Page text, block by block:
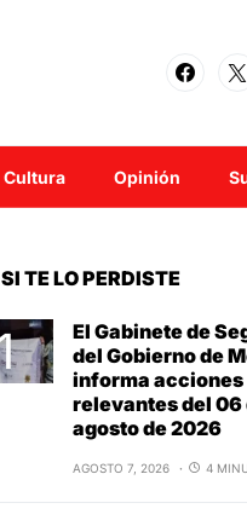
Cultura Opinión
TE LO PERDISTE
El Gabinete de
del Gobierno de
informa acciones
relevantes del 06
agosto de 2026
AGOSTO 7, 2026 4